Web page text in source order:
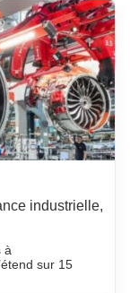
industrielle,
à
sur 15